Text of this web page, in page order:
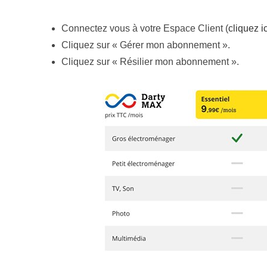
Connectez vous à votre Espace Client (cliquez
Cliquez sur « Gérer mon abonnement ».
Cliquez sur « Résilier mon abonnement ».